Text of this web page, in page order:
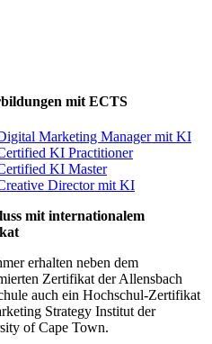
mit ECTS
Marketing Manager mit KI
KI Practitioner
KI Master
Director mit KI
mit internationalem
erhalten neben dem
Zertifikat der Allensbach
auch ein Hochschul-Zertifikat
Strategy Institut der
of Cape Town.